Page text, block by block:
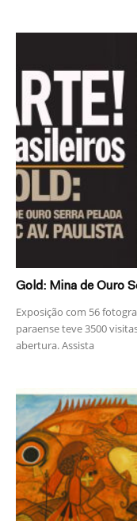
Gold: Mina de Ouro
Exposição com 56
paraense teve 3500
abertura. Assista